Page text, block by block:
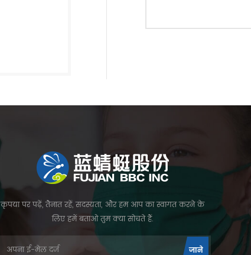
कृपया पर पढ़ें, तैनात रहें, सदस्यता, और हम आप का स्वागत करने के
लिए हमें बताओ तुम क्या सोचते हैं.